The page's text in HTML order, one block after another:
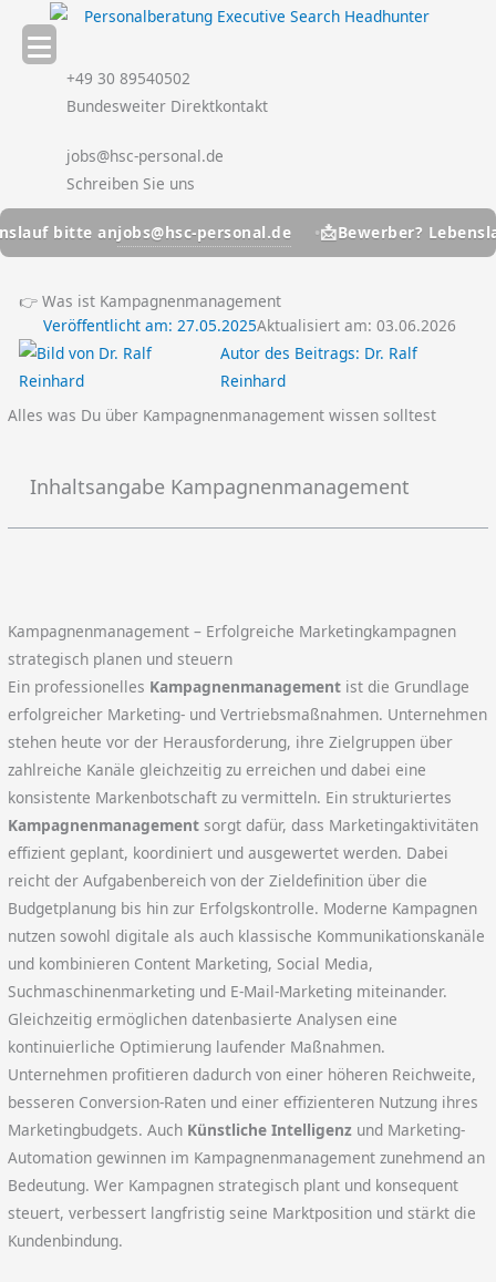
Inhalt
springen +49 30 89540502
Bundesweiter Direktkontakt
jobs@hsc-personal.de
Schreiben Sie uns
bitte anjobs@hsc-personal.de 📩 Bewerber? Lebenslauf
👉 Was ist Kampagnenmanagement
Veröffentlicht am:27.05.2025Aktualisiert am: 03.06.2026
Autor des Beitrags: Dr. Ralf
Reinhard
Alles was Du über Kampagnenmanagement wissen solltest
Inhaltsangabe Kampagnenmanagement
Kampagnenmanagement – Erfolgreiche Marketingkampagnen
strategisch planen und steuern
Ein professionelles Kampagnenmanagement ist die Grundlage
erfolgreicher Marketing- und Vertriebsmaßnahmen. Unternehmen
stehen heute vor der Herausforderung, ihre Zielgruppen über
zahlreiche Kanäle gleichzeitig zu erreichen und dabei eine
konsistente Markenbotschaft zu vermitteln. Ein strukturiertes
Kampagnenmanagement sorgt dafür, dass Marketingaktivitäten
effizient geplant, koordiniert und ausgewertet werden. Dabei
reicht der Aufgabenbereich von der Zieldefinition über die
Budgetplanung bis hin zur Erfolgskontrolle. Moderne Kampagnen
nutzen sowohl digitale als auch klassische Kommunikationskanäle
und kombinieren Content Marketing, Social Media,
Suchmaschinenmarketing und E-Mail-Marketing miteinander.
Gleichzeitig ermöglichen datenbasierte Analysen eine
kontinuierliche Optimierung laufender Maßnahmen.
Unternehmen profitieren dadurch von einer höheren Reichweite,
besseren Conversion-Raten und einer effizienteren Nutzung ihres
Marketingbudgets. Auch Künstliche Intelligenz und Marketing-
Automation gewinnen im Kampagnenmanagement zunehmend an
Bedeutung. Wer Kampagnen strategisch plant und konsequent
steuert, verbessert langfristig seine Marktposition und stärkt die
Kundenbindung.